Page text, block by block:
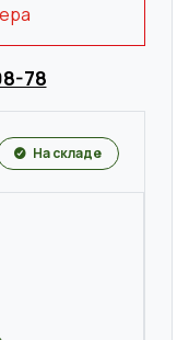
78
На складе